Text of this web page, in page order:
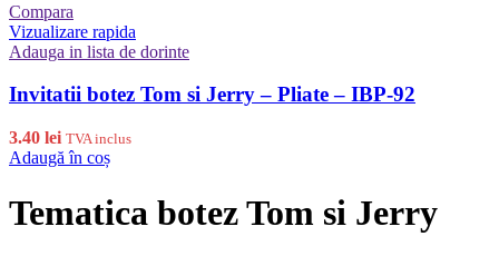
Compara
Vizualizare rapida
Adauga in lista de dorinte
Invitatii botez Tom si Jerry – Pliate – IBP-92
3.40 lei TVA inclus
Adaugă în coș
Tematica botez Tom si Jerry